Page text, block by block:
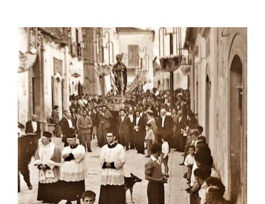
Ingrandisci
immagine